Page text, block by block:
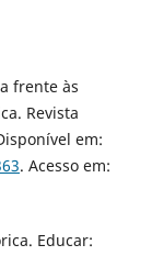
frente às
Revista
em:
. Acesso em:
Educar: